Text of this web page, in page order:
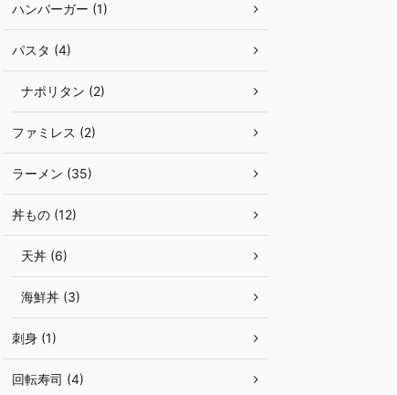
ハンバーガー (1)
パスタ (4)
ナポリタン (2)
ファミレス (2)
ラーメン (35)
丼もの (12)
天丼 (6)
海鮮丼 (3)
刺身 (1)
回転寿司 (4)